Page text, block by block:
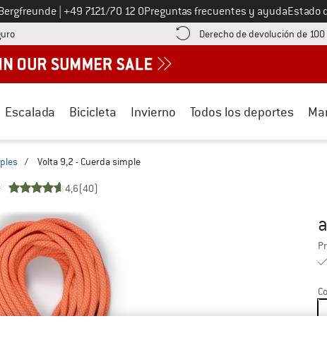
Llámenos al
+49 7121/70 12 0Preguntas frecuentes y ayudaEstado
¡encuentre información sobre el pago aquí! Se abre en una ventana de
Derecho de devolución de
Escalada Bicicleta Invierno Todos los deportes
/ Volta 9,2 - Cuerda simple
4,6(40)